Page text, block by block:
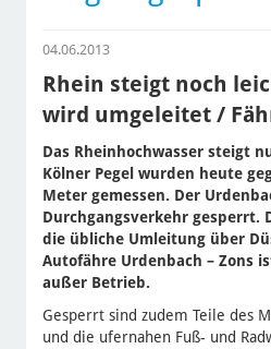
04.06.2013
Rhein steigt noch
wird umgeleitet /
Das Rheinhochwasser steigt
Kölner Pegel wurden heute
Meter gemessen. Der
Durchgangsverkehr gesperrt.
die übliche Umleitung über
Autofähre Urdenbach – Zons
außer Betrieb.
Gesperrt sind zudem Teile des
und die ufernahen Fuß- und